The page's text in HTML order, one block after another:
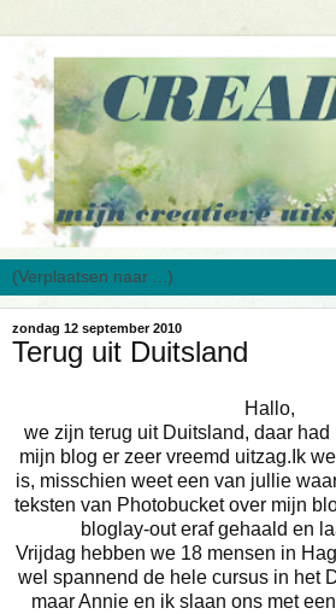
zondag 12 september 2010
Terug uit Duitsland
Hallo,
we zijn terug uit Duitsland, daar
mijn blog er zeer vreemd uitzag.Ik
is, misschien weet een van jullie
teksten van Photobucket over mijn
bloglay-out eraf gehaald en
Vrijdag hebben we 18 mensen in
wel spannend de hele cursus in het
maar Annie en ik slaan ons met